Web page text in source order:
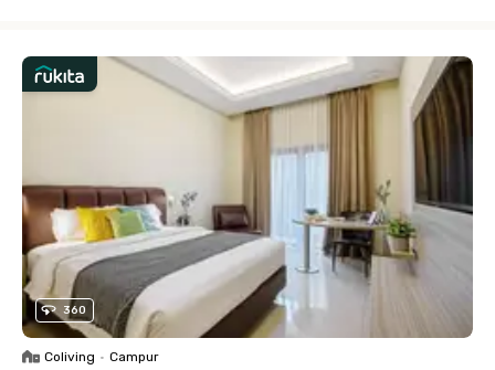
360
Coliving • Campur